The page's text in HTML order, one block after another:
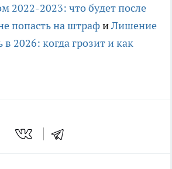
2022-2023: что будет после
попасть на штрафиЛишение
в 2026: когда грозит и как